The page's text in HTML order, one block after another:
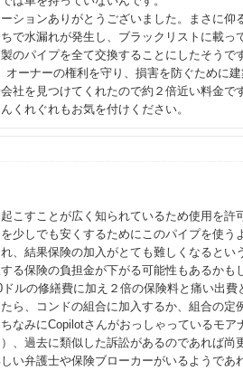
ざいました。まさに仰る通りで
で水漏れが発生し、ブラックリストに載
のパイプを全て交換することにしたそう
ーナーの権利を守り、損害を防ぐために
社を見つけてくれたので約２倍近い料金
れぐれもお気を付けください。
こすことが広く知られているため使用を許
少しでも安くするためにこのパイプを使
、結果保険の加入がとても難しくなると
る保険の負担金が下がる可能性もあるかも
ルの修繕費に加え２倍の保険料と痛い出
ら、コンドの組合に加入するか、組合の
なみにCopilotさんがおっしゃっているモ
、過去に類似した訴訟があるのであれば
い弁護士や保険ブローカーがいるようで